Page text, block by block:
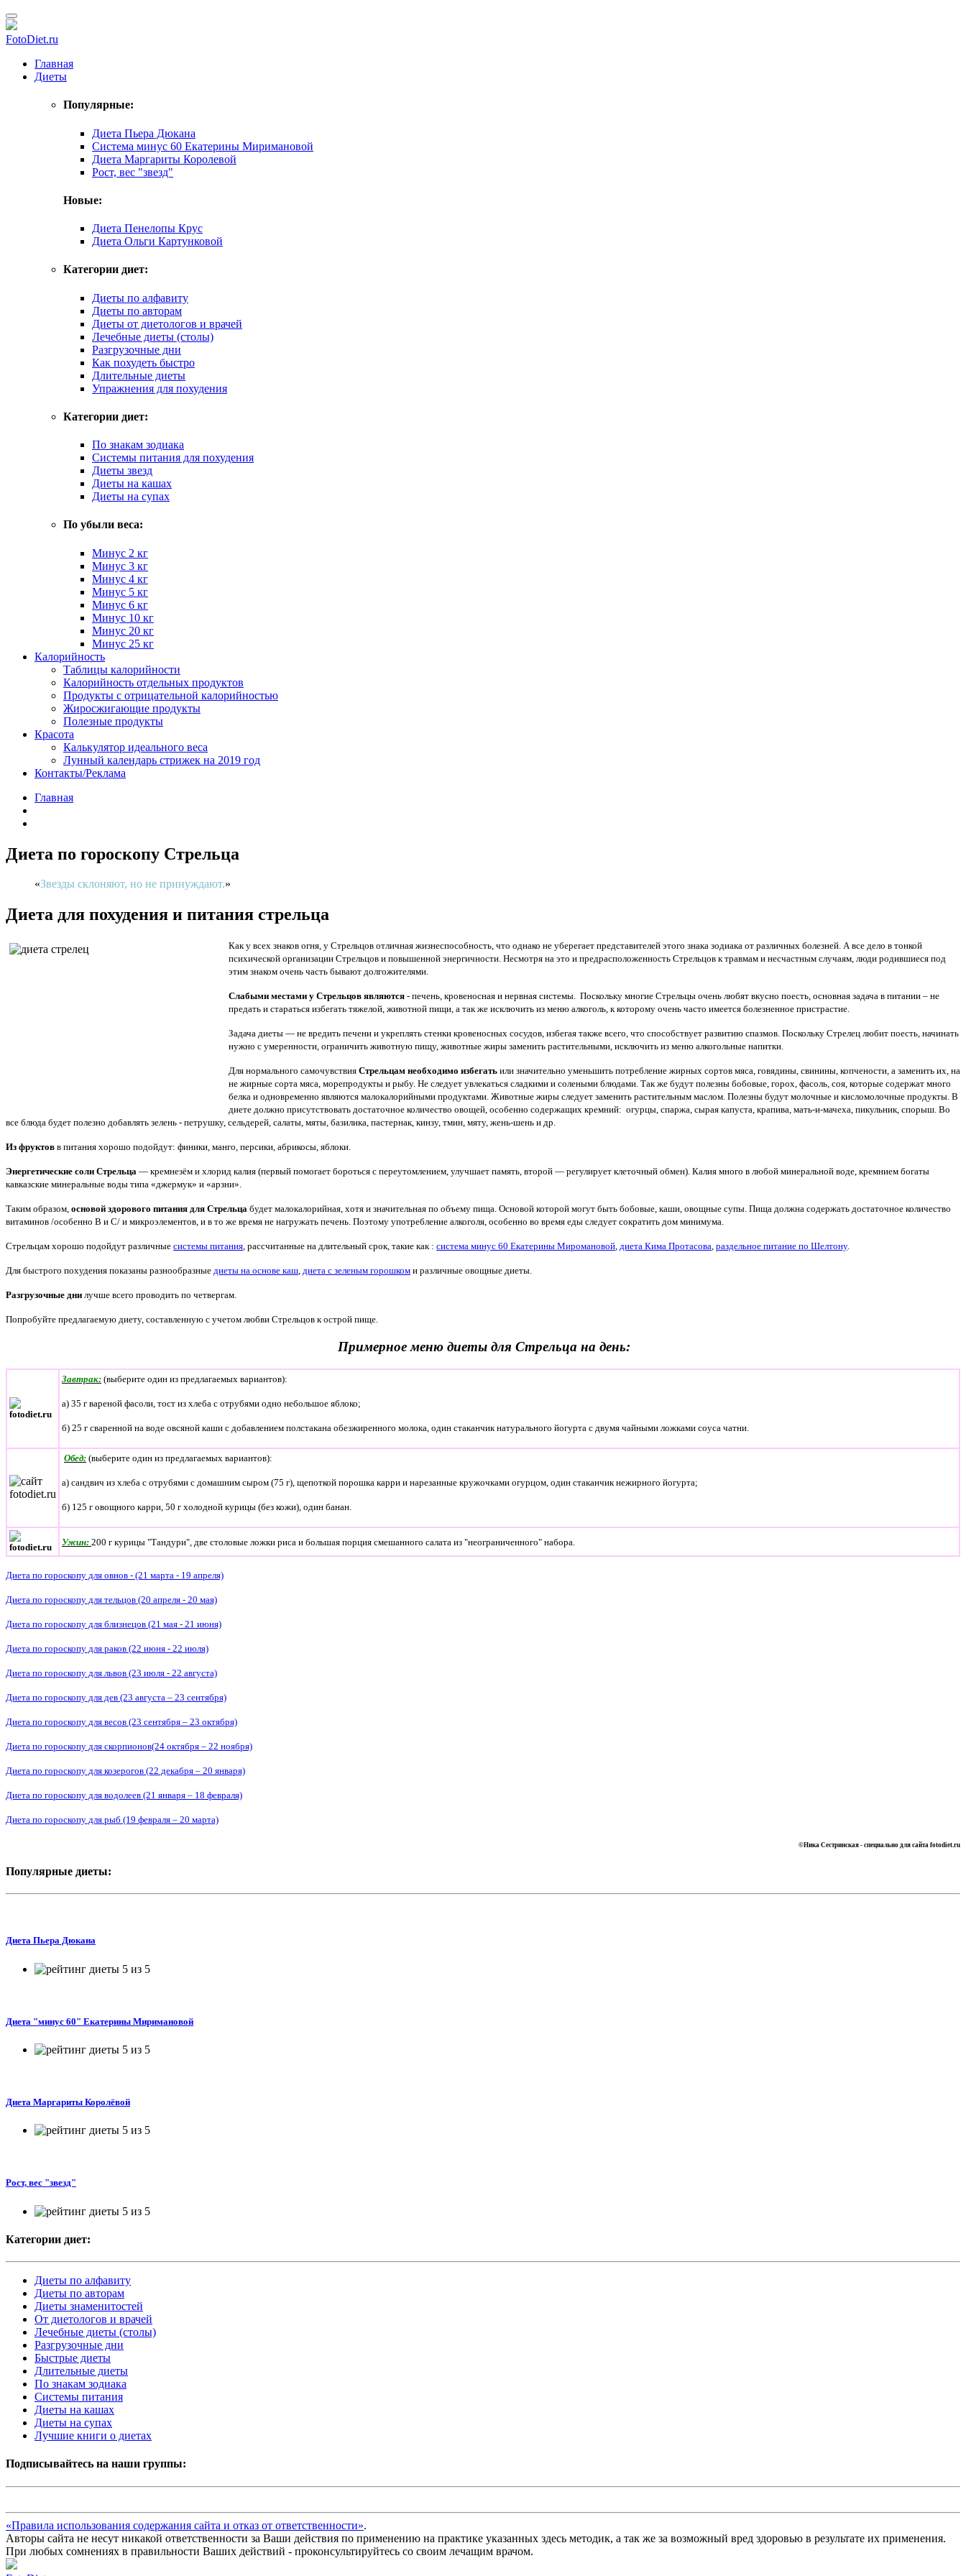
FotoDiet.ru
Главная
Диеты
Популярные:
Диета Пьера Дюкана
Система минус 60 Екатерины Миримановой
Диета Маргариты Королевой
Рост, вес "звезд"
Новые:
Диета Пенелопы Крус
Диета Ольги Картунковой
Категории диет:
Диеты по алфавиту
Диеты по авторам
Диеты от диетологов и врачей
Лечебные диеты (столы)
Разгрузочные дни
Как похудеть быстро
Длительные диеты
Упражнения для похудения
Категории диет:
По знакам зодиака
Системы питания для похудения
Диеты звезд
Диеты на кашах
Диеты на супах
По убыли веса:
Минус 2 кг
Минус 3 кг
Минус 4 кг
Минус 5 кг
Минус 6 кг
Минус 10 кг
Минус 20 кг
Минус 25 кг
Калорийность
Таблицы калорийности
Калорийность отдельных продуктов
Продукты с отрицательной калорийностью
Жиросжигающие продукты
Полезные продукты
Красота
Калькулятор идеального веса
Лунный календарь стрижек на 2019 год
Контакты/Реклама
Главная
Диета по гороскопу Стрельца
Звезды склоняют, но не принуждают.
Диета для похудения и питания стрельца
Как у всех знаков огня, у Стрельцов отличная жизнеспособность, что однако не уберегает представителей этого знака зодиака от различных болезней. А все дело в тонкой
психической организации Стрельцов и повышенной энергичности. Несмотря на это и предрасположенность Стрельцов к травмам и несчастным случаям, люди родившиеся под
этим знаком очень часть бывают долгожителями.
Слабыми местами у Стрельцов являются - печень, кровеносная и нервная системы. Поскольку многие Стрельцы очень любят вкусно поесть, основная задача в питании – не
предать и стараться избегать тяжелой, животной пищи, а так же исключить из меню алкоголь, к которому очень часто имеется болезненное пристрастие.
Задача диеты — не вредить печени и укреплять стенки кровеносных сосудов, избегая также всего, что способствует развитию спазмов. Поскольку Стрелец любит поесть, начинать
нужно с умеренности, ограничить животную пищу, животные жиры заменить растительными, исключить из меню алкогольные напитки.
Для нормального самочувствия Стрельцам необходимо избегать или значительно уменьшить потребление жирных сортов мяса, говядины, свинины, копчености, а заменить их, на
не жирные сорта мяса, морепродукты и рыбу. Не следует увлекаться сладкими и солеными блюдами. Так же будут полезны бобовые, горох, фасоль, соя, которые содержат много
белка и одновременно являются малокалорийными продуктами. Животные жиры следует заменить растительным маслом. Полезны будут молочные и кисломолочные продукты. В
диете должно присутствовать достаточное количество овощей, особенно содержащих кремний: огурцы, спаржа, сырая капуста, крапива, мать-и-мачеха, пикульник, спорыш. Во
все блюда будет полезно добавлять зелень - петрушку, сельдерей, салаты, мяты, базилика, пастернак, кинзу, тмин, мяту, жень-шень и др.
Из фруктов в питания хорошо подойдут: финики, манго, персики, абрикосы, яблоки.
Энергетические соли Стрельца — кремнезём и хлорид калия (первый помогает бороться с переутомлением, улучшает память, второй — регулирует клеточный обмен). Калия много в любой минеральной воде, кремнием богаты
кавказские минеральные воды типа «джермук» и «арзни».
Таким образом, основой здорового питания для Стрельца будет малокалорийная, хотя и значительная по объему пища. Основой которой могут быть бобовые, каши, овощные супы. Пища должна содержать достаточное количество
витаминов /особенно В и С/ и микроэлементов, и в то же время не нагружать печень. Поэтому употребление алкоголя, особенно во время еды следует сократить дом минимума.
Стрельцам хорошо подойдут различные системы питания, рассчитанные на длительный срок, такие как : система минус 60 Екатерины Миромановой, диета Кима Протасова, раздельное питание по Шелтону.
Для быстрого похудения показаны разнообразные диеты на основе каш, диета с зеленым горошком и различные овощные диеты.
Разгрузочные дни лучше всего проводить по четвергам.
Попробуйте предлагаемую диету, составленную с учетом любви Стрельцов к острой пище.
Примерное меню диеты для Стрельца на день:
Завтрак: (выберите один из предлагаемых вариантов):
а) 35 г вареной фасоли, тост из хлеба с отрубями одно небольшое яблоко;
б) 25 г сваренной на воде овсяной каши с добавлением полстакана обезжиренного молока, один стаканчик натурального йогурта с двумя чaйными ложками соуса чатни.
Обед: (выберите один из предлагаемых вариантов):
а) сандвич из хлеба с отрубями с домашним сыром (75 г), щепоткой порошка карри и нарезанные кружочками огурцом, один стаканчик нежирного йогурта;
б) 125 г овощного карри, 50 г холодной курицы (без кожи), один банан.
Ужин: 200 г курицы "Тандури", две столовые ложки риса и большая порция смешанного салата из "неограниченного" набора.
Диета по гороскопу для овнов - (21 марта - 19 апреля)
Диета по гороскопу для тельцов (20 апреля - 20 мая)
Диета по гороскопу для близнецов (21 мая - 21 июня)
Диета по гороскопу для раков (22 июня - 22 июля)
Диета по гороскопу для львов (23 июля - 22 августа)
Диета по гороскопу для дев (23 августа – 23 сентября)
Диета по гороскопу для весов (23 сентября – 23 октября)
Диета по гороскопу для скорпионов(24 октября – 22 ноября)
Диета по гороскопу для козерогов (22 декабря – 20 января)
Диета по гороскопу для водолеев (21 января – 18 февраля)
Диета по гороскопу для рыб (19 февраля – 20 марта)
©Ника Сестринская - специально для сайта fotodiet.ru
Популярные диеты:
Диета Пьера Дюкана
Диета "минус 60" Екатерины Миримановой
Диета Маргариты Королёвой
Рост, вес "звезд"
Категории диет:
Диеты по алфавиту
Диеты по авторам
Диеты знаменитостей
От диетологов и врачей
Лечебные диеты (столы)
Разгрузочные дни
Быстрые диеты
Длительные диеты
По знакам зодиака
Системы питания
Диеты на кашах
Диеты на супах
Лучшие книги о диетах
Подписывайтесь на наши группы:
«Правила использования содержания сайта и отказ от ответственности».
Авторы сайта не несут никакой ответственности за Ваши действия по применению на практике указанных здесь методик, а так же за возможный вред здоровью в результате их применения.
При любых сомнениях в правильности Ваших действий - проконсультируйтесь со своим лечащим врачом.